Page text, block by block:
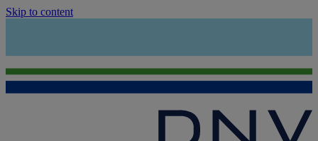
Skip to content